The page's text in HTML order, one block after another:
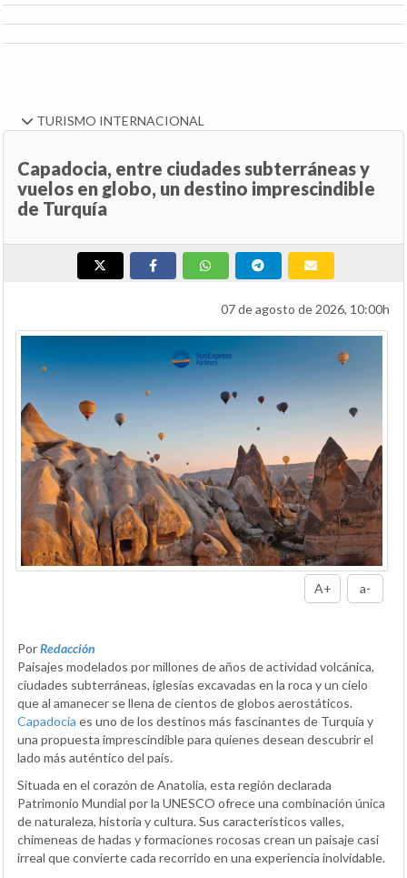
TURISMO INTERNACIONAL
Capadocia, entre ciudades subterráneas y
vuelos en globo, un destino imprescindible
de Turquía
07 de agosto de 2026, 10:00h
A+ a-
PorRedacción
Paisajes modelados por millones de años de actividad volcánica,
ciudades subterráneas, iglesias excavadas en la roca y un cielo
que al amanecer se llena de cientos de globos aerostáticos.
Capadocia es uno de los destinos más fascinantes de Turquía y
una propuesta imprescindible para quienes desean descubrir el
lado más auténtico del país.
Situada en el corazón de Anatolia, esta región declarada
Patrimonio Mundial por la UNESCO ofrece una combinación única
de naturaleza, historia y cultura. Sus característicos valles,
chimeneas de hadas y formaciones rocosas crean un paisaje casi
irreal que convierte cada recorrido en una experiencia inolvidable.